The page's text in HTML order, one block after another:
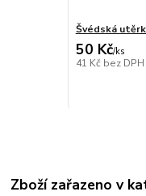
Švédská
50 Kč/ks
41 Kč bez DPH
Zboží zařazeno v